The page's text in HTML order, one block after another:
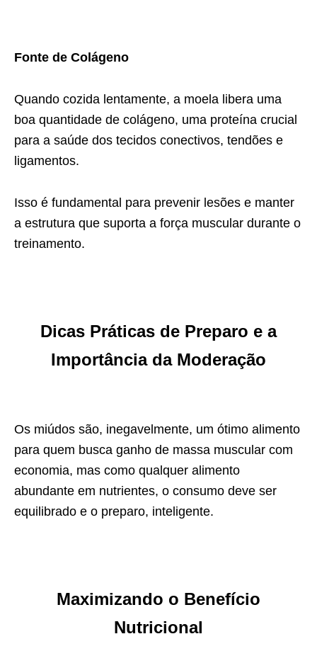
Fonte de Colágeno
Quando cozida lentamente, a moela libera uma
boa quantidade de colágeno, uma proteína crucial
para a saúde dos tecidos conectivos, tendões e
ligamentos.
Isso é fundamental para prevenir lesões e manter
a estrutura que suporta a força muscular durante o
treinamento.
Dicas Práticas de Preparo e a
Importância da Moderação
Os miúdos são, inegavelmente, um ótimo alimento
para quem busca ganho de massa muscular com
economia, mas como qualquer alimento
abundante em nutrientes, o consumo deve ser
equilibrado e o preparo, inteligente.
Maximizando o Benefício
Nutricional